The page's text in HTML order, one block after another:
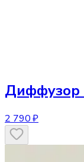
Диффузор
2 790 ₽